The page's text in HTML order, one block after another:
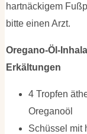
hartnäckigem
bitte einen Arzt.
Oregano-Öl-
Erkältungen
4 Tropfen
Oreganoöl
Schüssel mit